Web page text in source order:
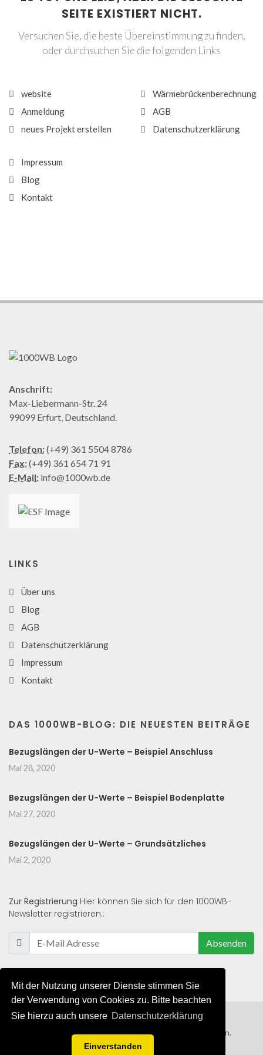
Mit der Nutzung unserer Dienste stimmen Sie
der Verwendung von Cookies zu. Bitte beachten
Sie hierzu auch unsere Datenschutzerklärung
Einverstanden
SEITE EXISTIERT NICHT.
Versuchen Sie, die beste Übereinstimmung zu finden,
oder durchsuchen Sie die folgenden Links
website
Anmeldung
neues Projekt erstellen
Wärmebrückenberechnung
AGB
Datenschutzerklärung
Impressum
Blog
Kontakt
Anschrift:
Max-Liebermann-Str. 24
99099 Erfurt, Deutschland.
Telefon:(+49) 361 5504 8786
Fax:(+49) 361 654 71 91
E-Mail: info@1000wb.de
LINKS
Über uns
Blog
AGB
Datenschutzerklärung
Impressum
Kontakt
DAS 1000WB-BLOG: DIE NEUESTEN BEITRÄGE
Bezugslängen der U-Werte – Beispiel Anschluss
Mai 28, 2020
Bezugslängen der U-Werte – Beispiel Bodenplatte
Mai 27, 2020
Bezugslängen der U-Werte – Grundsätzliches
Mai 2, 2020
Zur Registrierung Hier können Sie sich für den 1000WB-
Newsletter registrieren.:
Absenden
© 2019 - 2021 - Alle Rechte von 1000WB vorbehalten.
AGB/Datenschutzerklärung